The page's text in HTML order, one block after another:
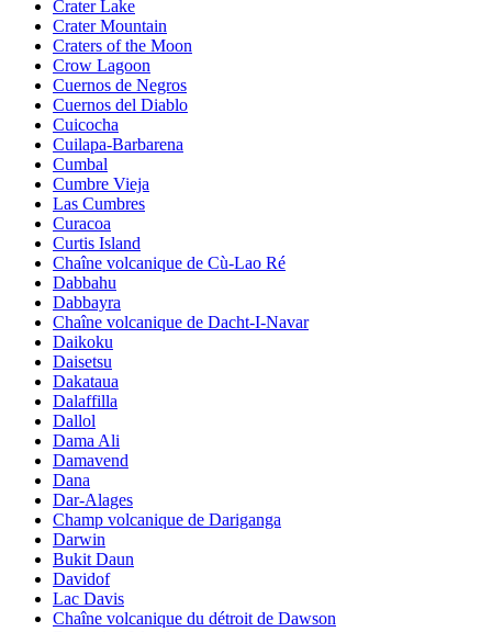
Crater Lake
Crater Mountain
Craters of the Moon
Crow Lagoon
Cuernos de Negros
Cuernos del Diablo
Cuicocha
Cuilapa-Barbarena
Cumbal
Cumbre Vieja
Las Cumbres
Curacoa
Curtis Island
Chaîne volcanique de Cù-Lao Ré
Dabbahu
Dabbayra
Chaîne volcanique de Dacht-I-Navar
Daikoku
Daisetsu
Dakataua
Dalaffilla
Dallol
Dama Ali
Damavend
Dana
Dar-Alages
Champ volcanique de Dariganga
Darwin
Bukit Daun
Davidof
Lac Davis
Chaîne volcanique du détroit de Dawson